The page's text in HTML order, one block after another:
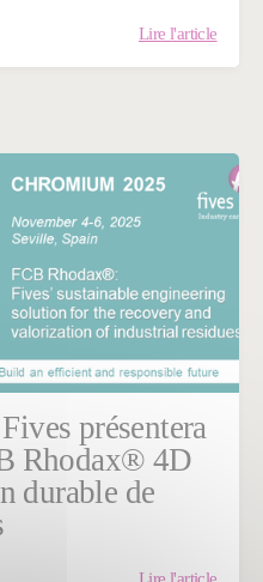
Lire l'article
présentera
Rhodax® 4D
durable de